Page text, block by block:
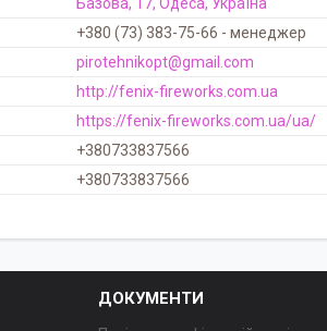
+380 (73) 383-75-66
менеджер
pirotehnikopt@gmail.com
http://fenix-fireworks.com.ua
https://fenix-fireworks.com.ua/ua/
+380733837566
+380733837566
ДОКУМЕНТИ